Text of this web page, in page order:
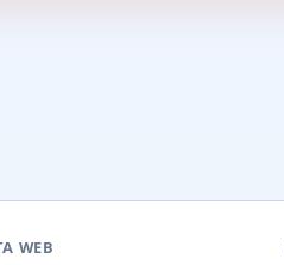
WEB